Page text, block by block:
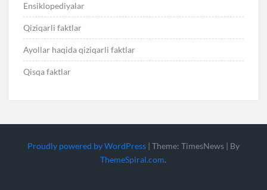
Ensiklopediyalar
Qiziqarli faktlar
Ayollar haqida qiziqarli faktlar
Qisqa faktlar
Proudly powered by WordPress | Theme: TimesNews | By
ThemeSpiral.com.